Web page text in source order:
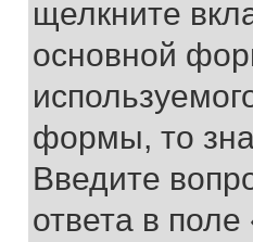
щелкните
основной
формы, то
Введите
ответа в